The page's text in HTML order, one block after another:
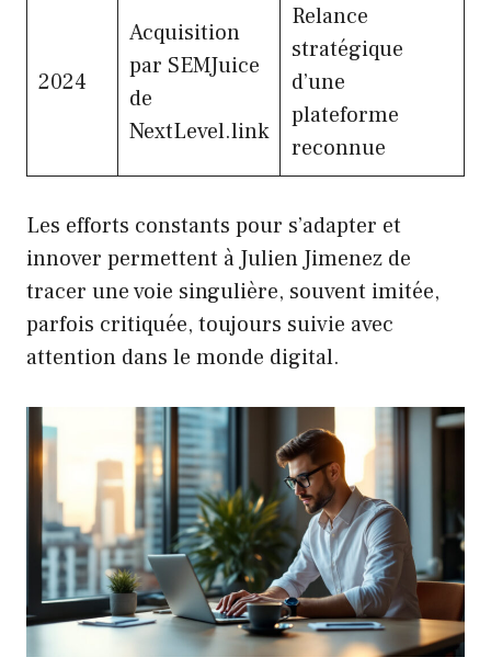
2024
Acquisition
par SEMJuice
de
NextLevel.link
Relance
stratégique
d’une
plateforme
reconnue
Les efforts constants pour s’adapter et
innover permettent à Julien Jimenez de
tracer une voie singulière, souvent imitée,
parfois critiquée, toujours suivie avec
attention dans le monde digital.